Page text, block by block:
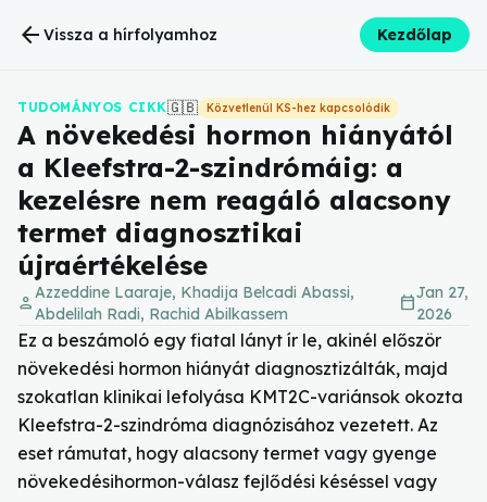
arrow_back Vissza a hírfolyamhoz Kezdőlap
TUDOMÁNYOS CIKK🇬🇧 Közvetlenül KS-hez kapcsolódik
A növekedési hormon hiányától
a Kleefstra-2-szindrómáig: a
kezelésre nem reagáló alacsony
termet diagnosztikai
újraértékelése
personAzzeddine Laaraje, Khadija Belcadi Abassi,
Abdelilah Radi, Rachid Abilkassem
calendar_todayJan 27,
2026
Ez a beszámoló egy fiatal lányt ír le, akinél először
növekedési hormon hiányát diagnosztizálták, majd
szokatlan klinikai lefolyása KMT2C-variánsok okozta
Kleefstra-2-szindróma diagnózisához vezetett. Az
eset rámutat, hogy alacsony termet vagy gyenge
növekedésihormon-válasz fejlődési késéssel vagy